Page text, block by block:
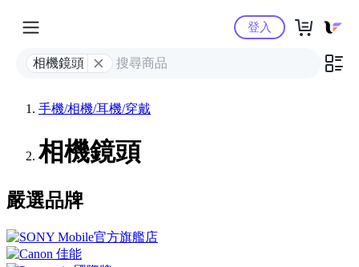
Yahoo購物中心
相機鏡頭
登入
手機/相機/耳機/穿戴
相機鏡頭
嚴選品牌